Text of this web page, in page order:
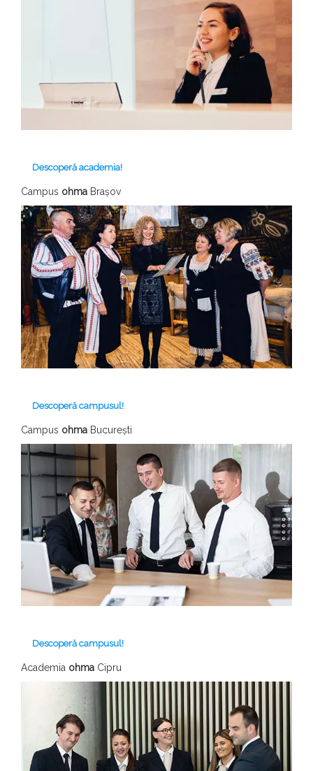
Descoperă academia!
Campus ohma Brașov
Descoperă campusul!
Campus ohma București
Descoperă campusul!
Academia ohma Cipru